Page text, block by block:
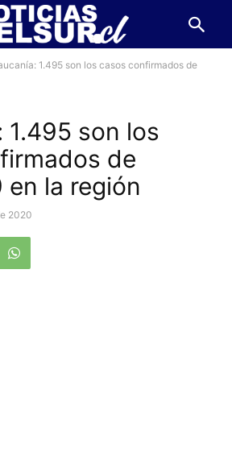
1.495 son los casos confirmados de
1.495 son los
de
en la región
2020